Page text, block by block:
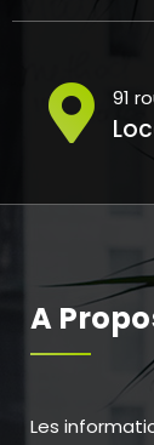
91
A
Les